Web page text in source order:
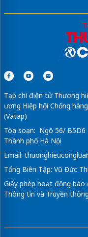
Tạp chí điện tử Thương
ương Hiệp hội Chống
(Vatap)
Tòa soạn: Ngõ 56/ B5D6
Thành phố Hà Nội
Email:
Tổng Biên Tập: Vũ Đức
Giấy phép hoạt động
Thông tin và Truyền